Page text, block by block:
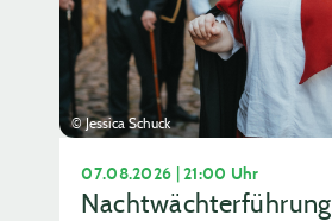
© Jessica Schuck
07.08.2026 | 21:00 Uhr
Nachtwächterführung